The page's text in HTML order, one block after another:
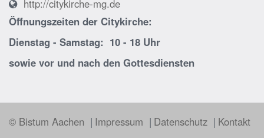
http://citykirche-mg.de
Öffnungszeiten der Citykirche:
Dienstag - Samstag: 10 - 18 Uhr
sowie vor und nach den Gottesdiensten
© Bistum Aachen Impressum Datenschutz Kontakt